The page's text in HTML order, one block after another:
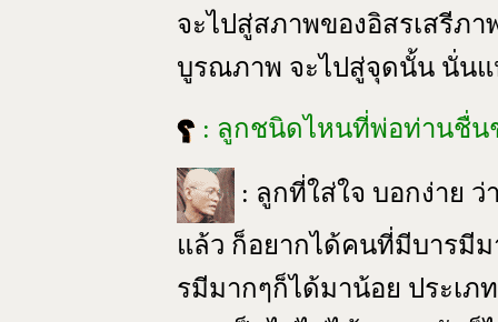
จะไปสู่สภาพของอิสรเสรีภ
บูรณภาพ จะไปสู่จุดนั้น นั่น
: ลูกชนิดไหนที่พ่อท่านชื่น
: ลูกที่ใส่ใจ บอกง่าย
แล้ว ก็อยากได้คนที่มีบารมี
รมีมากๆก็ได้มาน้อย ประเ